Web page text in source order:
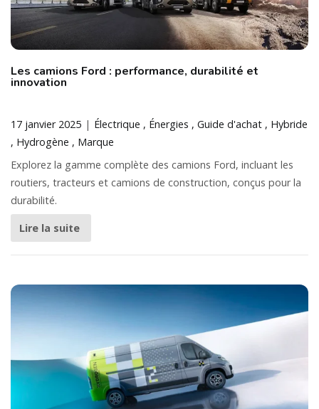
Les camions Ford : performance, durabilité et
innovation
17 janvier 2025 Électrique Énergies Guide d'achat
Hybride
Hydrogène
Marque
Explorez la gamme complète des camions Ford, incluant les
routiers, tracteurs et camions de construction, conçus pour la
durabilité.
Lire la suite